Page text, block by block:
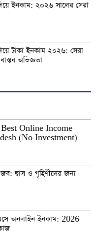
ইনকাম: ২০২৬ সালের সেরা
টাকা ইনকাম ২০২৬: সেরা
অভিজ্ঞতা
Best Online Income
(No Investment)
ছাত্র ও গৃহিণীদের জন্য
অনলাইন ইনকাম: 2026